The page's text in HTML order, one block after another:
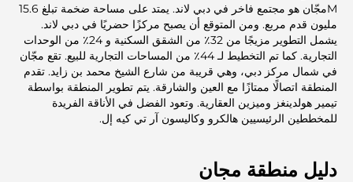
Mمجّان هو مجتمع فاخر في دبي لاند. يمتد على مساحة ضخمة تبلغ 15.6
مليون قدم مربع. ومن المتوقع أن يصبح مركزًا حضريًا في دبي لاند.
يشمل التطوير مزيجًا من 32٪ من الشقق السكنية و 24٪ من الوحدات
التجارية. كما تم التخطيط لـ 44٪ من المساحات التجارية للبيع. تقع مجّان
في شمال مركز دبي، وهي قريبة من شارع الشيخ محمد بن زايد. تقدم
المنطقة اتصالًا ممتازًا مع العين والشارقة. يتم تطوير المنطقة بواسطة
تيمير هولدينغز وميزين العقارية. وتعود الفضل في الأناقة الفريدة
للمخططين الرئيسيين هالكرو وكاليسون آر تي كيه إل.
دليل منطقة مجان